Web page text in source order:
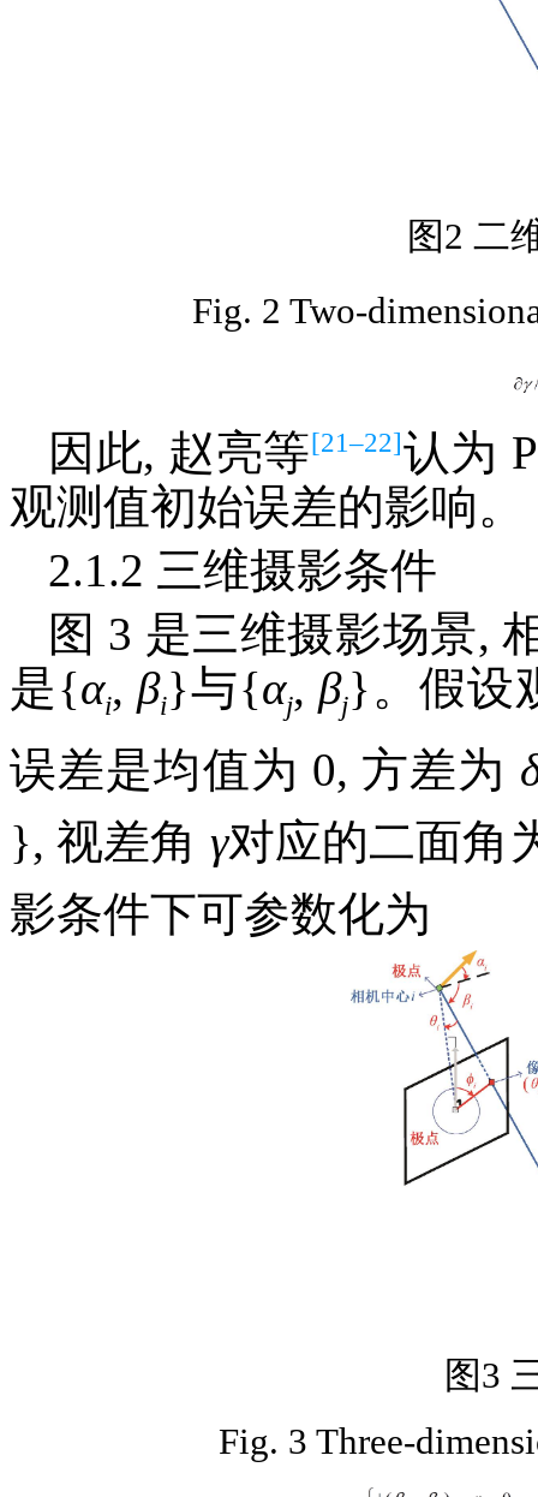
图2 二
Fig. 2 Two-
因此, 赵亮等[21–22]认为
观测值初始误差的影响。
2.1.2 三维摄影条件
图 3 是三维摄影场景,
是{αi, βi}与{αj, βj}。假设
误差是均值为 0, 方差为
}, 视差角 γ对应的二面角
影条件下可参数化为
图3
Fig. 3 Three-